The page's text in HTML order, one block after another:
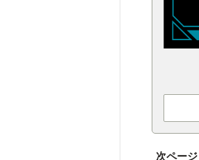
次ページ